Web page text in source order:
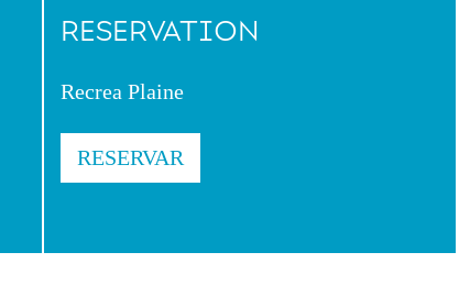
RESERVATION
Recrea Plaine
RESERVAR